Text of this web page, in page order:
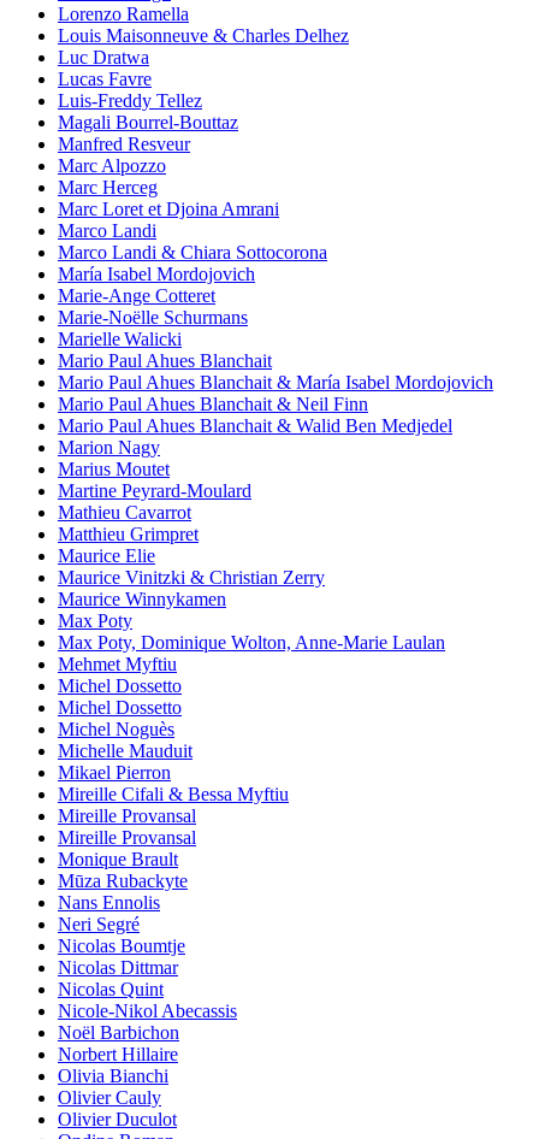
Lorenzo Ramella
Louis Maisonneuve & Charles Delhez
Luc Dratwa
Lucas Favre
Luis-Freddy Tellez
Magali Bourrel-Bouttaz
Manfred Resveur
Marc Alpozzo
Marc Herceg
Marc Loret et Djoina Amrani
Marco Landi
Marco Landi & Chiara Sottocorona
María Isabel Mordojovich
Marie-Ange Cotteret
Marie-Noëlle Schurmans
Marielle Walicki
Mario Paul Ahues Blanchait
Mario Paul Ahues Blanchait & María Isabel Mordojovich
Mario Paul Ahues Blanchait & Neil Finn
Mario Paul Ahues Blanchait & Walid Ben Medjedel
Marion Nagy
Marius Moutet
Martine Peyrard-Moulard
Mathieu Cavarrot
Matthieu Grimpret
Maurice Elie
Maurice Vinitzki & Christian Zerry
Maurice Winnykamen
Max Poty
Max Poty, Dominique Wolton, Anne-Marie Laulan
Mehmet Myftiu
Michel Dossetto
Michel Dossetto
Michel Noguès
Michelle Mauduit
Mikael Pierron
Mireille Cifali & Bessa Myftiu
Mireille Provansal
Mireille Provansal
Monique Brault
Mūza Rubackyte
Nans Ennolis
Neri Segré
Nicolas Boumtje
Nicolas Dittmar
Nicolas Quint
Nicole-Nikol Abecassis
Noël Barbichon
Norbert Hillaire
Olivia Bianchi
Olivier Cauly
Olivier Duculot